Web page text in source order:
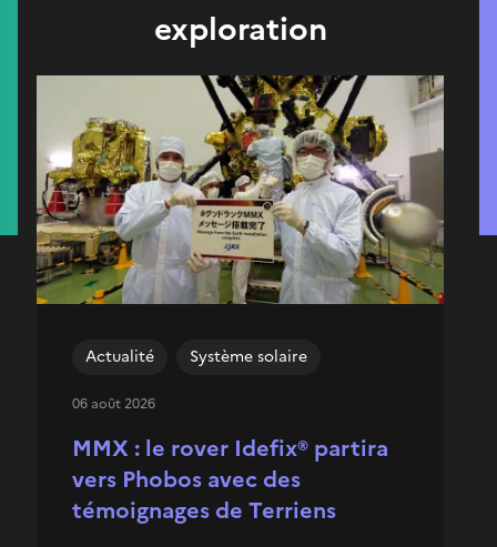
exploration
MMX : le rover Idefix® partira
vers Phobos avec des
témoignages de Terriens
Actualité Système solaire
06 août 2026